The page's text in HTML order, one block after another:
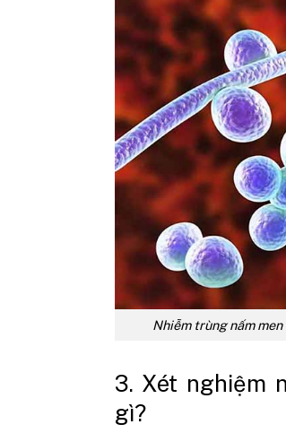
Nhiễm trùng nấm
3. Xét nghiệm
gì?